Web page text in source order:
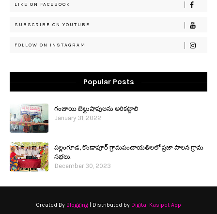
LIKE ON FACEBOOK
SUBSCRIBE ON YOUTUBE
FOLLOW ON INSTAGRAM
Popular Posts
గంజాయి బెల్టుషాపులను అరికట్టాలి
January 31, 2022
పల్లంగూడ, కొండాపూర్ గ్రామపంచాయతిలలో ప్రజా పాలన గ్రామ
సభలు.
December 30, 2023
Created By Blogging | Distributed by Digital Kasipet App